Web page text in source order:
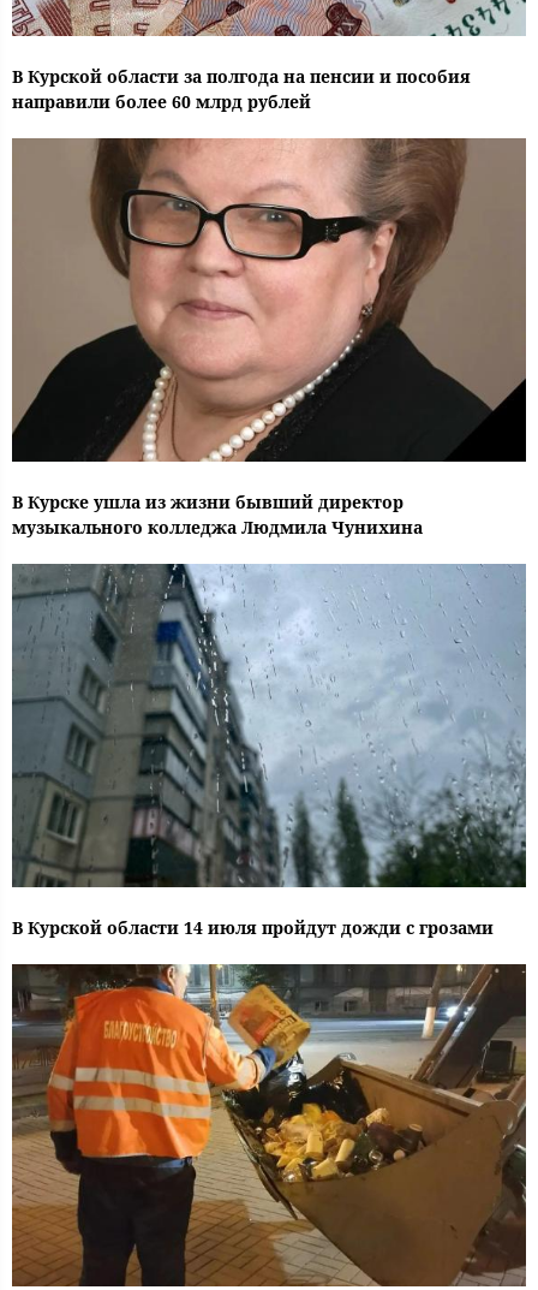
В Курской области за полгода на пенсии и пособия
направили более 60 млрд рублей
В Курске ушла из жизни бывший директор
музыкального колледжа Людмила Чунихина
В Курской области 14 июля пройдут дожди с грозами